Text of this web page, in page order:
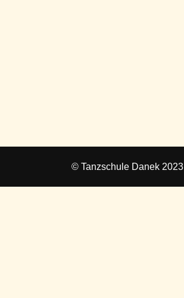
© Tanzschule Danek 2023